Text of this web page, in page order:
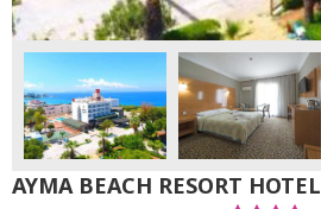
AYMA BEACH RESORT HOTEL